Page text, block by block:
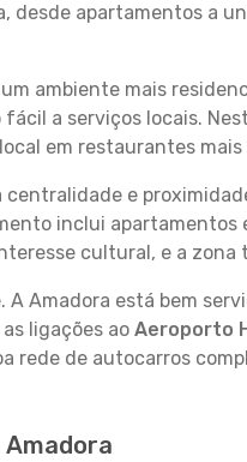
apartamentos a
ambiente mais
a serviços locais.
em restaurantes
centralidade e
inclui apartamentos
cultural, e a
Amadora está bem
ligações ao Aeroporto
rede de autocarros